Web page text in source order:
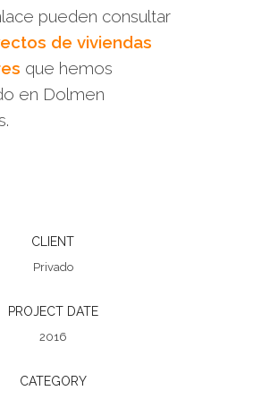
pueden consultar
de viviendas
que hemos
en Dolmen
CLIENT
Privado
PROJECT DATE
2016
CATEGORY